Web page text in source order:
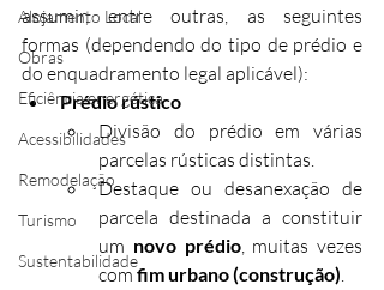
Alojamento Local
Obras
Eficiência energética
Acessibilidades
Remodelação
Turismo
Sustentabilidade
assumir, entre outras, as seguintes
formas (dependendo do tipo de prédio e
do enquadramento legal aplicável):
Prédio rústico
Divisão do prédio em várias
parcelas rústicas distintas.
Destaque ou desanexação de
parcela destinada a constituir
um novo prédio, muitas vezes
com fim urbano (construção).